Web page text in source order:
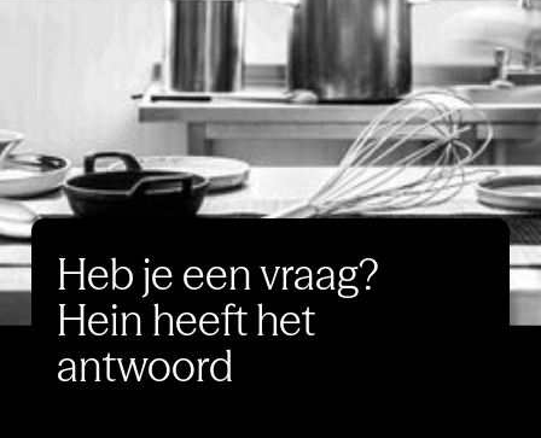
Heb je een vraag?
Hein heeft het
antwoord